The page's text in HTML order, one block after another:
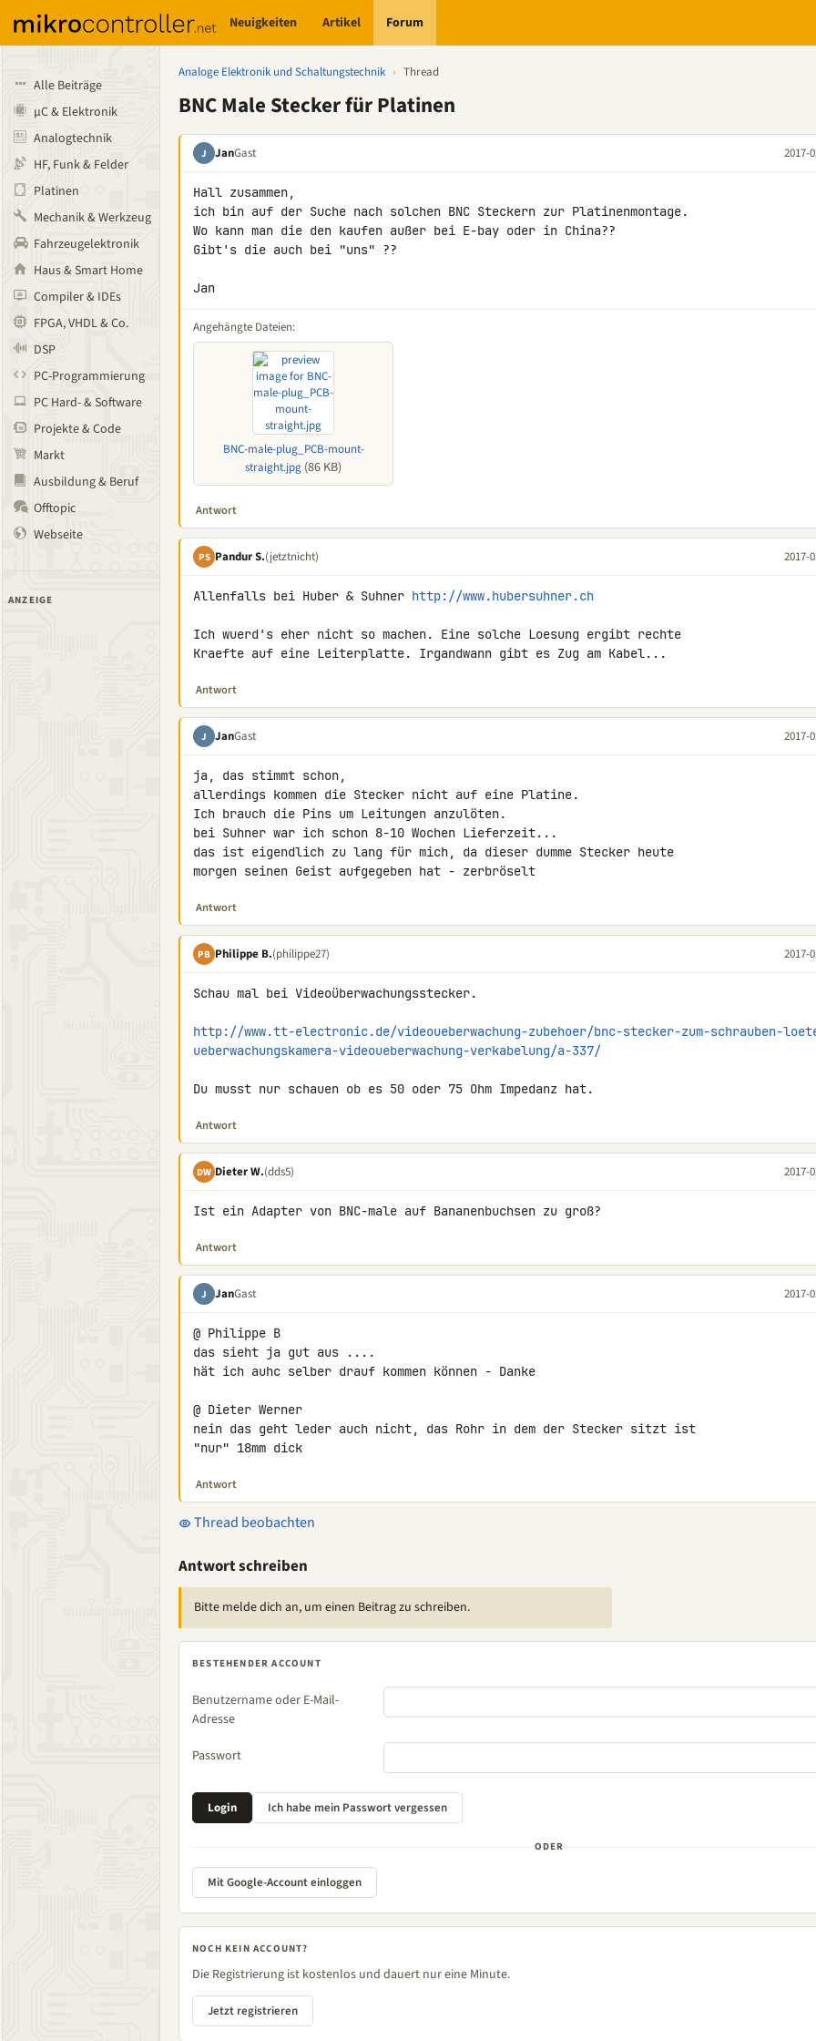
Neuigkeiten Artikel Forum
Alle Beiträge
µC & Elektronik
Analogtechnik
HF, Funk & Felder
Platinen
Mechanik & Werkzeug
Fahrzeugelektronik
Haus & Smart Home
Compiler & IDEs
FPGA, VHDL & Co.
DSP
PC-Programmierung
PC Hard- & Software
Projekte & Code
Markt
Ausbildung & Beruf
Offtopic
Webseite
ANZEIGE
Analoge Elektronik und Schaltungstechnik › Thread
BNC Male Stecker für Platinen
J JanGast 2017-
Hall zusammen,
ich bin auf der Suche nach solchen BNC Steckern zur Platinenmontage.
Wo kann man die den kaufen außer bei E-bay oder in China??
Gibt's die auch bei "uns" ??
Jan
Angehängte Dateien:
BNC-male-plug_PCB-mount-
straight.jpg (86 KB)
Antwort
PS Pandur S.(jetztnicht) 2017-
Allenfalls bei Huber & Suhner http://www.hubersuhner.ch
Ich wuerd's eher nicht so machen. Eine solche Loesung ergibt rechte
Kraefte auf eine Leiterplatte. Irgandwann gibt es Zug am Kabel...
Antwort
J JanGast 2017-
ja, das stimmt schon,
allerdings kommen die Stecker nicht auf eine Platine.
Ich brauch die Pins um Leitungen anzulöten.
bei Suhner war ich schon 8-10 Wochen Lieferzeit...
das ist eigendlich zu lang für mich, da dieser dumme Stecker heute
morgen seinen Geist aufgegeben hat - zerbröselt
Antwort
PB Philippe B.(philippe27) 2017-
Schau mal bei Videoüberwachungsstecker.
http://www.tt-electronic.de/videoueberwachung-zubehoer/bnc-stecker-zum-schrauben-
ueberwachungskamera-videoueberwachung-verkabelung/a-337/
Du musst nur schauen ob es 50 oder 75 Ohm Impedanz hat.
Antwort
DW Dieter W.(dds5) 2017-
Ist ein Adapter von BNC-male auf Bananenbuchsen zu groß?
Antwort
J JanGast 2017-
@ Philippe B
das sieht ja gut aus ....
hät ich auhc selber drauf kommen können - Danke
@ Dieter Werner
nein das geht leder auch nicht, das Rohr in dem der Stecker sitzt ist
"nur" 18mm dick
Antwort
Thread beobachten
Antwort schreiben
Bitte melde dich an, um einen Beitrag zu schreiben.
BESTEHENDER ACCOUNT
Benutzername oder E-Mail-
Adresse
Passwort
ODER
Mit Google-Account einloggen
NOCH KEIN ACCOUNT?
Die Registrierung ist kostenlos und dauert nur eine Minute.
Jetzt registrieren